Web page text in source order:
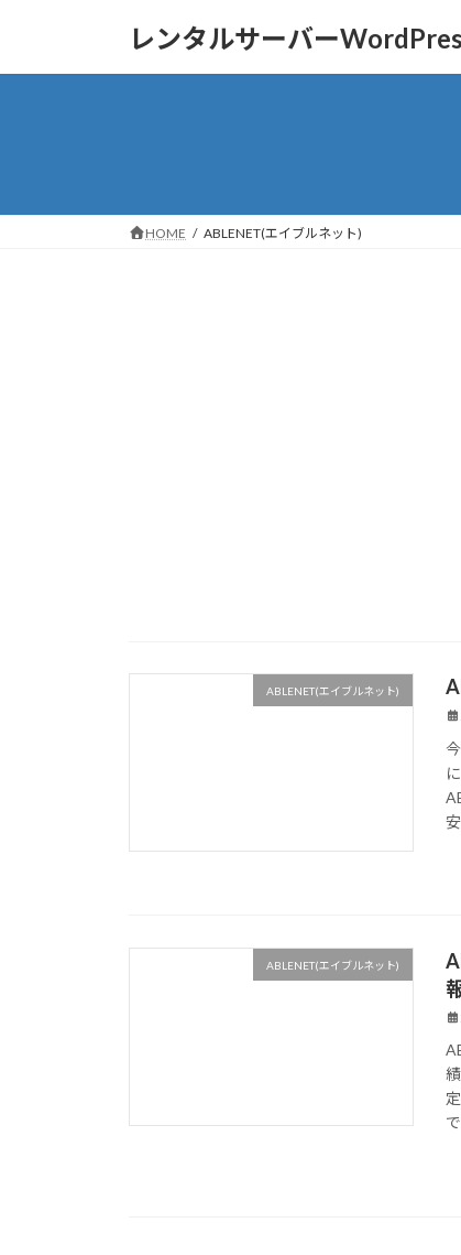
レンタルサーバー
HOME ABLENET(エイブルネット)
ABLENET(エイブルネット)
ABLENET(エイブルネット)